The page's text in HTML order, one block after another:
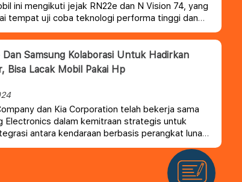
ini mengikuti jejak RN22e dan N Vision 74, yang
tempat uji coba teknologi performa tinggi dan
membentuk kendaraan listrik masa depan dari
Samsung Kolaborasi Untuk Hadirkan
Bisa Lacak Mobil Pakai Hp
dan Kia Corporation telah bekerja sama
Electronics dalam kemitraan strategis untuk
antara kendaraan berbasis perangkat lunak
pintar.